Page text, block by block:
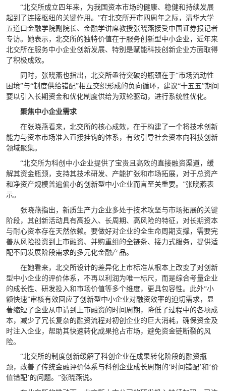
“北交所成立四年来，为我国资本市场的健康、稳健和持续发展
起到了连接枢纽的关键作用。”在北交所开市四周年之际，清华大学
五道口金融学院副院长、金融学讲席教授张晓燕接受中国证券报记者
专访。她表示，北交所的独特价值在于服务创新型中小企业，近年来
北交所在服务中小企业创新发展、特别是赋能科技创新企业方面取得
了积极成效。
同时，张晓燕也指出，北交所亟待突破的瓶颈在于“市场流动性
困境”与“制度供给错配”相互交织形成的负向循环，建议“十五五”期间
要以引入长期资金和优化制度供给为双轮驱动，进行系统性优化。
聚焦中小企业需求
在张晓燕看来，北交所的核心成效，在于构建了一个将技术创新
能力与资本市场准入直接挂钩的体系，有效引导社会资本向科技创新
领域聚集。
“北交所为科创中小企业提供了宝贵且高效的直接融资渠道，缓
解其资金瓶颈，支持其技术研发、产能扩张和市场拓展，对于总资产
和净资产规模普遍偏小的创新型中小企业而言至关重要。”张晓燕表
示。
张晓燕指出，新质生产力企业多处于技术攻坚与市场拓展的关键
阶段，其创新活动具有高投入、长周期、高风险的特征，对长期资本
与耐心资本存在天然依赖。要做好对企业的全生命周期支撑，需要完
善从风险投资到上市融资、并购重组的全链条、接力式服务，提供适
配不同发展阶段需求的多元化金融产品。
在她看来，北交所设计的差异化上市标准从根本上改变了对创新
型中小企业的评价体系，不再以利润为唯一标尺，而是综合考量企业
的成长性、研发投入和市场价值等多个维度，更具包容性。此外“小
额快速”审核有效回应了创新型中小企业对融资效率的迫切需求，显
著缩短了企业从申请到上市融资的时间周期，降低了过程中的各项成
本，减少了冗长复杂的融资流程对初创企业的巨大消耗，确保资金及
时注入企业，帮助其快速转化成果抢占市场，避免资金链断裂的风
险。
“北交所的制度创新缓解了科创企业在成果转化阶段的融资瓶
颈，改善了传统金融评价体系与科创企业成长周期的‘时间错配’和‘价
值错配’的问题。”张晓燕说。